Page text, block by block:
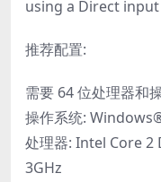
using a Direct input
推荐配置:
需要 64 位处理器和
操作系统:
处理器: Intel Core 2
3GHz